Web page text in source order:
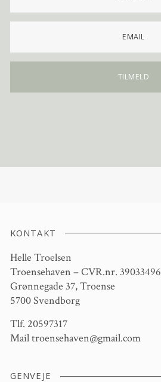
KONTAKT
Helle Troelsen
Troensehaven – CVR.nr. 39033496
Grønnegade 37, Troense
5700 Svendborg
Tlf. 20597317
Mailtroensehaven@gmail.com
GENVEJE